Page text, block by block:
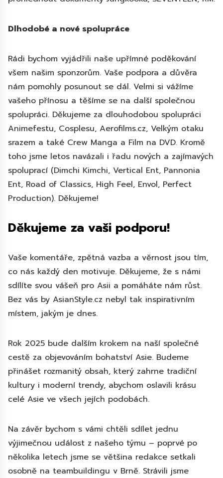
Dlhodobé a nové spolupráce
Rádi bychom vyjádřili naše upřímné poděkování
všem našim sponzorům. Vaše podpora a důvěra
nám pomohly posunout se dál. Velmi si vážíme
vašeho přínosu a těšíme se na další společnou
spolupráci. Děkujeme za dlouhodobou spolupráci
Animefestu, Cosplesu, Aerofilms.cz, Velkým otaku
srazem a také Crew Manga a Film na DVD. Kromě
toho jsme letos navázali i řadu nových a zajímavých
spoluprací (Dimchi Kimchi, Vertical Ent, Pannonia
Ent, Road of Classics, High Feel, Envol, Perfect
Production). Děkujeme!
Děkujeme za vaši podporu!
Vaše komentáře, zpětná vazba a věrnost jsou tím,
co nás každý den motivuje. Děkujeme, že s námi
sdílíte svou vášeň pro Asii a pomáháte nám růst.
Bez vás by AsianStyle.cz nebyl tak inspirativním
místem, jakým je dnes.
Rok 2025 bude dalším krokem na naší společné
cestě za objevováním bohatství Asie. Budeme
přinášet rozmanitý obsah, který zahrne tradiční
kultury i moderní trendy, abychom oslavili krásu
celé Asie ve všech jejích podobách.
Na závěr bychom s vámi chtěli sdílet jednu
výjimečnou událost z našeho týmu – poprvé po
několika letech jsme se většina redakce setkali
osobně na teambuildingu v Brně. Strávili jsme